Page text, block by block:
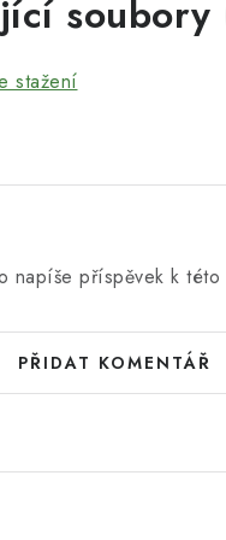
soubory
stažení
napíše příspěvek k této
PŘIDAT KOMENTÁŘ